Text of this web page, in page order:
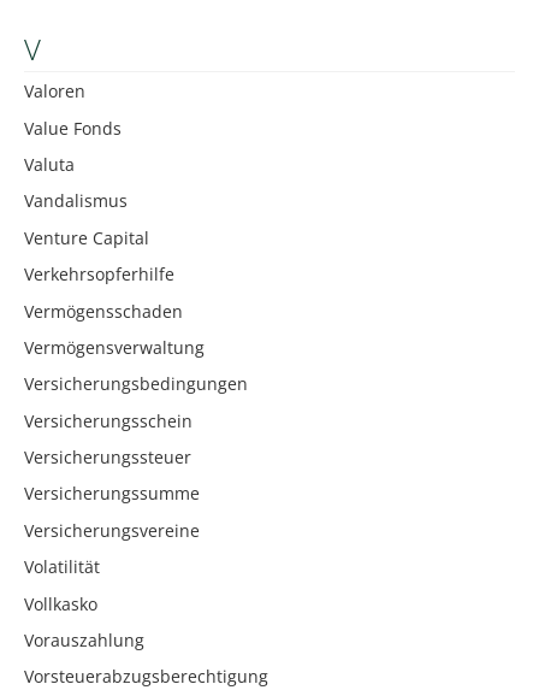
V
Valoren
Value Fonds
Valuta
Vandalismus
Venture Capital
Verkehrsopferhilfe
Vermögensschaden
Vermögensverwaltung
Versicherungsbedingungen
Versicherungsschein
Versicherungssteuer
Versicherungssumme
Versicherungsvereine
Volatilität
Vollkasko
Vorauszahlung
Vorsteuerabzugsberechtigung